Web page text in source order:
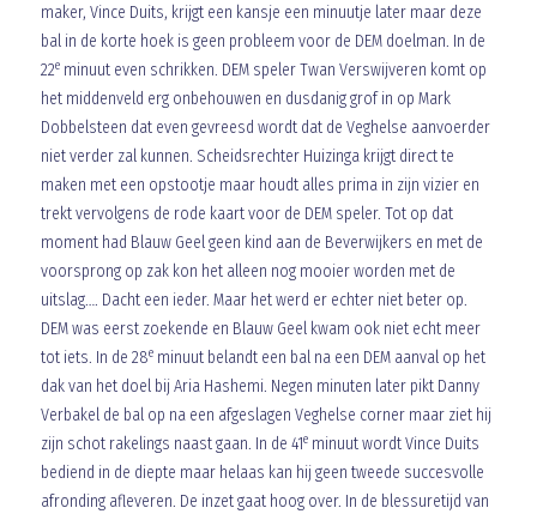
maker, Vince Duits, krijgt een kansje een minuutje later maar deze
bal in de korte hoek is geen probleem voor de DEM doelman. In de
22eminuut even schrikken. DEM speler Twan Verswijveren komt op
het middenveld erg onbehouwen en dusdanig grof in op Mark
Dobbelsteen dat even gevreesd wordt dat de Veghelse aanvoerder
niet verder zal kunnen. Scheidsrechter Huizinga krijgt direct te
maken met een opstootje maar houdt alles prima in zijn vizier en
trekt vervolgens de rode kaart voor de DEM speler. Tot op dat
moment had Blauw Geel geen kind aan de Beverwijkers en met de
voorsprong op zak kon het alleen nog mooier worden met de
uitslag…. Dacht een ieder. Maar het werd er echter niet beter op.
DEM was eerst zoekende en Blauw Geel kwam ook niet echt meer
tot iets. In de 28eminuut belandt een bal na een DEM aanval op het
dak van het doel bij Aria Hashemi. Negen minuten later pikt Danny
Verbakel de bal op na een afgeslagen Veghelse corner maar ziet hij
zijn schot rakelings naast gaan. In de 41eminuut wordt Vince Duits
bediend in de diepte maar helaas kan hij geen tweede succesvolle
afronding afleveren. De inzet gaat hoog over. In de blessuretijd van